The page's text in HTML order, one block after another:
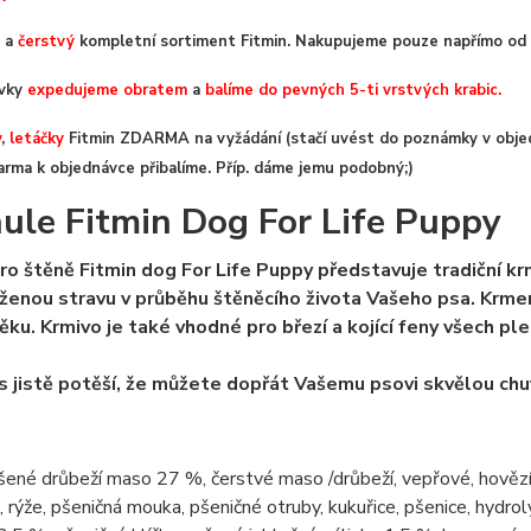
a čerstvýkompletní sortiment Fitmin. Nakupujeme pouze napřímo
expedujeme obratema balíme do pevných 5-ti vrstvých krabic.
, letáčkyFitmin ZDARMA na vyžádání (stačí uvést do poznámky v
k objednávce přibalíme. Příp. dáme jemu podobný;)
Fitmin Dog For Life Puppy
štěně Fitmin dog For Life Puppy představuje tradiční
stravu v průběhu štěněcího života Vašeho psa.
Krmivo je také vhodné pro březí a kojící feny všech
jistě potěší, že můžete dopřát Vašemu psovi skvělou
drůbeží maso 27 %, čerstvé maso /drůbeží, vepřové,
pšeničná mouka, pšeničné otruby, kukuřice, pšenice,